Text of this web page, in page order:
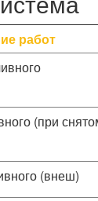
работ
(при
(внеш)